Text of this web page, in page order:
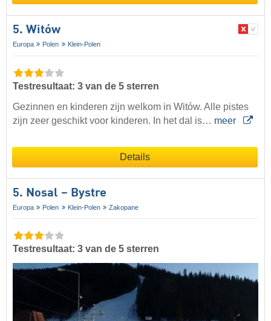
5. Witów
Europa Polen Klein-Polen
Testresultaat: 3 van de 5 sterren
Gezinnen en kinderen zijn welkom in Witów. Alle pistes
zijn zeer geschikt voor kinderen. In het dal is… meer
Details
5. Nosal – Bystre
Europa Polen Klein-Polen Zakopane
Testresultaat: 3 van de 5 sterren